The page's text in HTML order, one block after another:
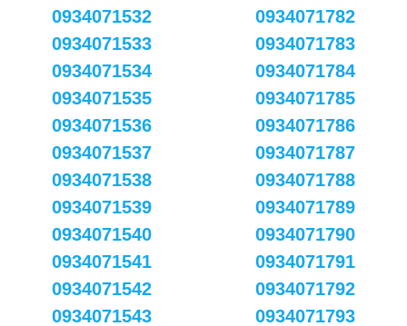
0934071532
0934071533
0934071534
0934071535
0934071536
0934071537
0934071538
0934071539
0934071540
0934071541
0934071542
0934071543
0934071782
0934071783
0934071784
0934071785
0934071786
0934071787
0934071788
0934071789
0934071790
0934071791
0934071792
0934071793